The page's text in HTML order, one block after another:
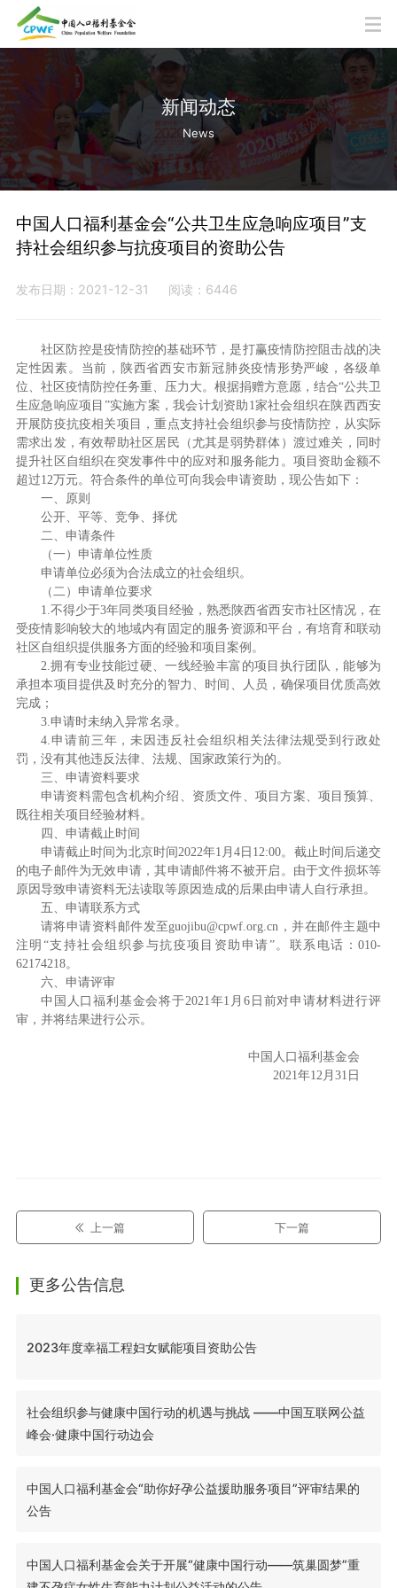
新闻动态
News
中国人口福利基金会“公共卫生应急响应项目”支
持社会组织参与抗疫项目的资助公告
发布日期：2021-12-31 阅读：6446
社区防控是疫情防控的基础环节，是打赢疫情防控阻击战的决
定性因素。当前，陕西省西安市新冠肺炎疫情形势严峻，各级单
位、社区疫情防控任务重、压力大。根据捐赠方意愿，结合“公共卫
生应急响应项目”实施方案，我会计划资助1家社会组织在陕西西安
开展防疫抗疫相关项目，重点支持社会组织参与疫情防控，从实际
需求出发，有效帮助社区居民（尤其是弱势群体）渡过难关，同时
提升社区自组织在突发事件中的应对和服务能力。项目资助金额不
超过12万元。符合条件的单位可向我会申请资助，现公告如下：
一、原则
公开、平等、竞争、择优
二、申请条件
（一）申请单位性质
申请单位必须为合法成立的社会组织。
（二）申请单位要求
1.不得少于3年同类项目经验，熟悉陕西省西安市社区情况，在
受疫情影响较大的地域内有固定的服务资源和平台，有培育和联动
社区自组织提供服务方面的经验和项目案例。
2.拥有专业技能过硬、一线经验丰富的项目执行团队，能够为
承担本项目提供及时充分的智力、时间、人员，确保项目优质高效
完成；
3.申请时未纳入异常名录。
4.申请前三年，未因违反社会组织相关法律法规受到行政处
罚，没有其他违反法律、法规、国家政策行为的。
三、申请资料要求
申请资料需包含机构介绍、资质文件、项目方案、项目预算、
既往相关项目经验材料。
四、申请截止时间
申请截止时间为北京时间2022年1月4日12:00。截止时间后递交
的电子邮件为无效申请，其申请邮件将不被开启。由于文件损坏等
原因导致申请资料无法读取等原因造成的后果由申请人自行承担。
五、申请联系方式
请将申请资料邮件发至guojibu@cpwf.org.cn，并在邮件主题中
注明“支持社会组织参与抗疫项目资助申请”。联系电话：010-
62174218。
六、申请评审
中国人口福利基金会将于2021年1月6日前对申请材料进行评
审，并将结果进行公示。
中国人口福利基金会
2021年12月31日
上一篇 下一篇
更多公告信息
2023年度幸福工程妇女赋能项目资助公告
社会组织参与健康中国行动的机遇与挑战 ——中国互联网公益
峰会·健康中国行动边会
中国人口福利基金会“助你好孕公益援助服务项目”评审结果的
公告
中国人口福利基金会关于开展“健康中国行动——筑巢圆梦”重